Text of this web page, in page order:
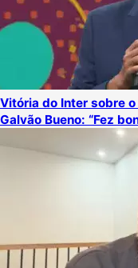
Vitória do Inter sobre
Galvão Bueno: “Fez